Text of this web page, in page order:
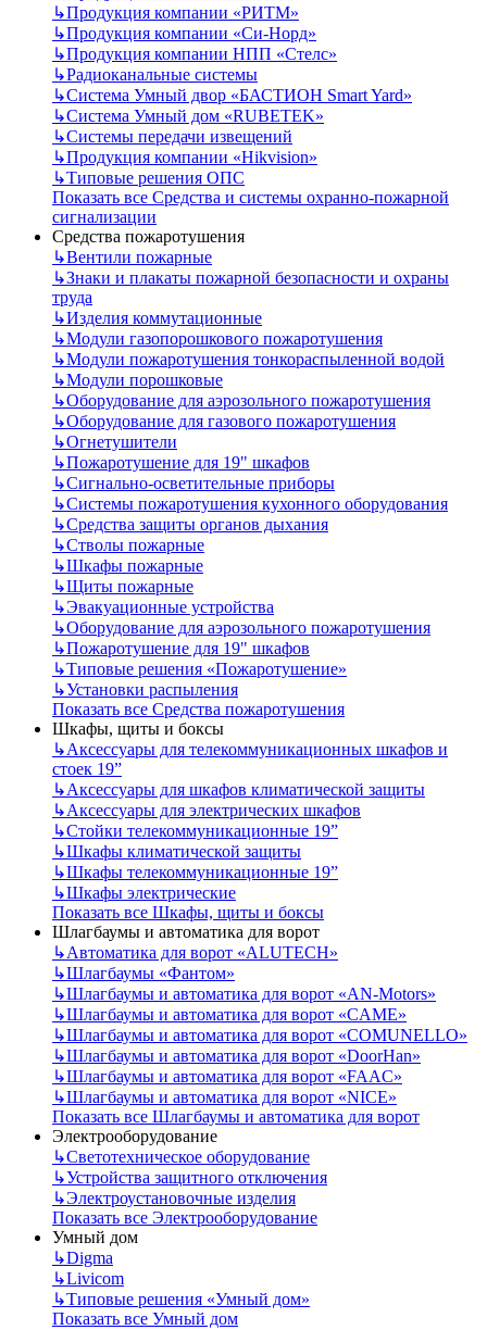
↳Продукция компании «РИТМ»
↳Продукция компании «Си-Норд»
↳Продукция компании НПП «Стелс»
↳Радиоканальные системы
↳Система Умный двор «БАСТИОН Smart Yard»
↳Система Умный дом «RUBETEK»
↳Системы передачи извещений
↳Продукция компании «Hikvision»
↳Типовые решения ОПС
Показать все Средства и системы охранно-пожарной
сигнализации
Средства пожаротушения
↳Вентили пожарные
↳Знаки и плакаты пожарной безопасности и охраны
труда
↳Изделия коммутационные
↳Модули газопорошкового пожаротушения
↳Модули пожаротушения тонкораспыленной водой
↳Модули порошковые
↳Оборудование для аэрозольного пожаротушения
↳Оборудование для газового пожаротушения
↳Огнетушители
↳Пожаротушение для 19" шкафов
↳Сигнально-осветительные приборы
↳Системы пожаротушения кухонного оборудования
↳Средства защиты органов дыхания
↳Стволы пожарные
↳Шкафы пожарные
↳Щиты пожарные
↳Эвакуационные устройства
↳Оборудование для аэрозольного пожаротушения
↳Пожаротушение для 19" шкафов
↳Типовые решения «Пожаротушение»
↳Установки распыления
Показать все Средства пожаротушения
Шкафы, щиты и боксы
↳Аксессуары для телекоммуникационных шкафов и
стоек 19”
↳Аксессуары для шкафов климатической защиты
↳Аксессуары для электрических шкафов
↳Стойки телекоммуникационные 19”
↳Шкафы климатической защиты
↳Шкафы телекоммуникационные 19”
↳Шкафы электрические
Показать все Шкафы, щиты и боксы
Шлагбаумы и автоматика для ворот
↳Автоматика для ворот «ALUTECH»
↳Шлагбаумы «Фантом»
↳Шлагбаумы и автоматика для ворот «AN-Motors»
↳Шлагбаумы и автоматика для ворот «CAME»
↳Шлагбаумы и автоматика для ворот «COMUNELLO»
↳Шлагбаумы и автоматика для ворот «DoorHan»
↳Шлагбаумы и автоматика для ворот «FAAC»
↳Шлагбаумы и автоматика для ворот «NICE»
Показать все Шлагбаумы и автоматика для ворот
Электрооборудование
↳Светотехническое оборудование
↳Устройства защитного отключения
↳Электроустановочные изделия
Показать все Электрооборудование
Умный дом
↳Digma
↳Livicom
↳Типовые решения «Умный дом»
Показать все Умный дом